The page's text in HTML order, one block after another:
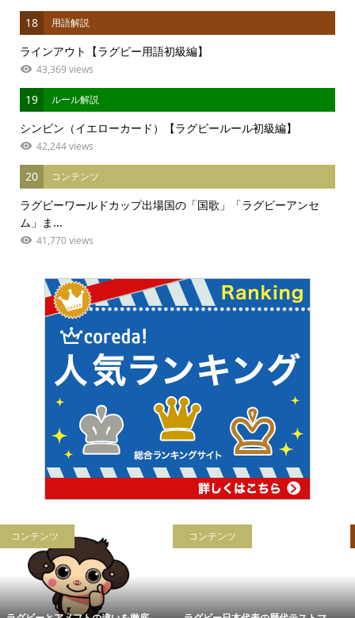
18 用語解説
ラインアウト【ラグビー用語初級編】
43,369 views
19 ルール解説
シンビン（イエローカード）【ラグビールール初級編】
42,244 views
20 コンテンツ
ラグビーワールドカップ出場国の「国歌」「ラグビーアンセ
ム」ま...
41,770 views
コンテンツ 用語解説